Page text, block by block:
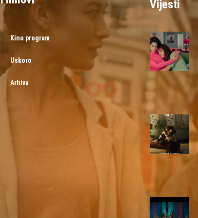
Kino program
Uskoro
Arhiva
Vijesti